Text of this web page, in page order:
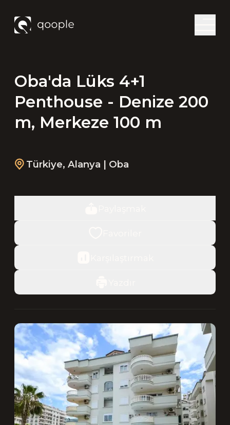
Oba'da Lüks 4+1
Penthouse - Denize 200
m, Merkeze 100 m
Türkiye, Alanya | Oba